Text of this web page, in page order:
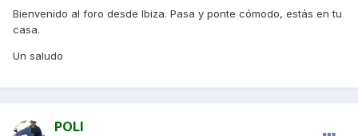
Bienvenido al foro desde Ibiza. Pasa y ponte cómodo, estás en tu
casa.
Un saludo
POLI